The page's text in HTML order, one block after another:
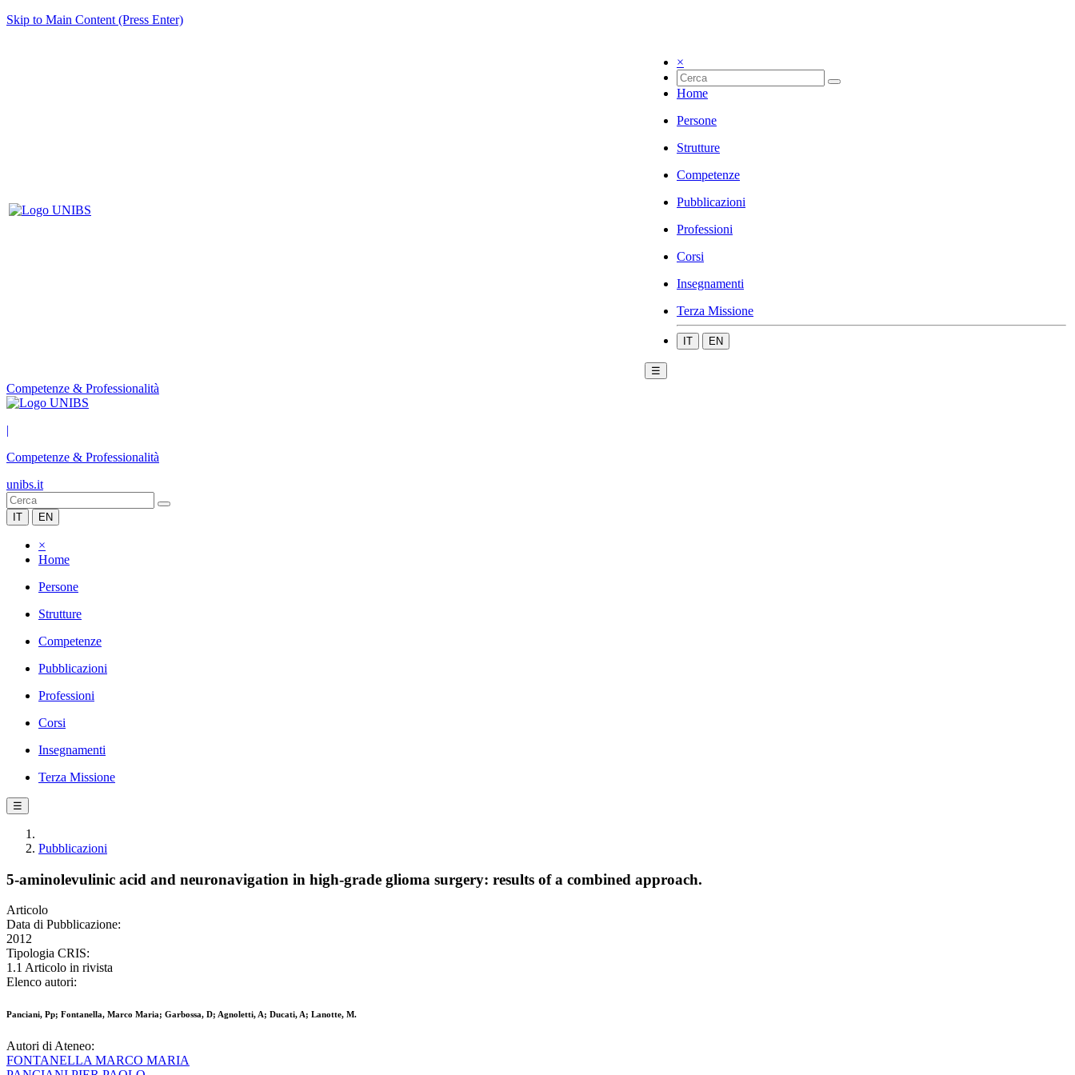
Skip to Main Content (Press Enter)
×
Home
Persone
Strutture
Competenze
Pubblicazioni
Professioni
Corsi
Insegnamenti
Terza Missione
IT EN
☰
Competenze & Professionalità
|
Competenze & Professionalità
unibs.it
IT EN
×
Home
Persone
Strutture
Competenze
Pubblicazioni
Professioni
Corsi
Insegnamenti
Terza Missione
☰
Pubblicazioni
5-aminolevulinic acid and neuronavigation in high-grade glioma surgery: results of a combined approach.
Articolo
Data di Pubblicazione:
2012
Tipologia CRIS:
1.1 Articolo in rivista
Elenco autori:
Panciani, Pp; Fontanella, Marco Maria; Garbossa, D; Agnoletti, A; Ducati, A; Lanotte, M.
Autori di Ateneo:
FONTANELLA MARCO MARIA